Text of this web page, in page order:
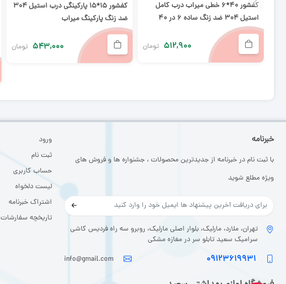
کفشور ۴۰*۶ خطی میراب درب کامل
استیل ۳۰۴ ضد زنگ ساده ۶ در ۴۰
۵۱۲,۹۰۰ تومان
کفشور ۱۵*۱۵ پارکینگی درب استیل ۳۰۴
ضد زنگ پارکینگ میراب
۵۴۳,۰۰۰ تومان
خبرنامه
با ثبت نام در خبرنامه از جدیدترین محصولات ، جشنواره ها و فروش های
ویژه مطلع شوید
تهران، ملارد، مارلیک، بلوار اصلی مارلیک، روبرو سه راه فردیس کاشی
سرامیک سعید تابلو سر در مغازه مشکی
۰۹۱۲۳۶۱۹۹۳۱ info@gmail.com
ورود
ثبت نام
حساب کاربری
لیست دلخواه
اشتراک خبرنامه
تاریخچه سفارشات